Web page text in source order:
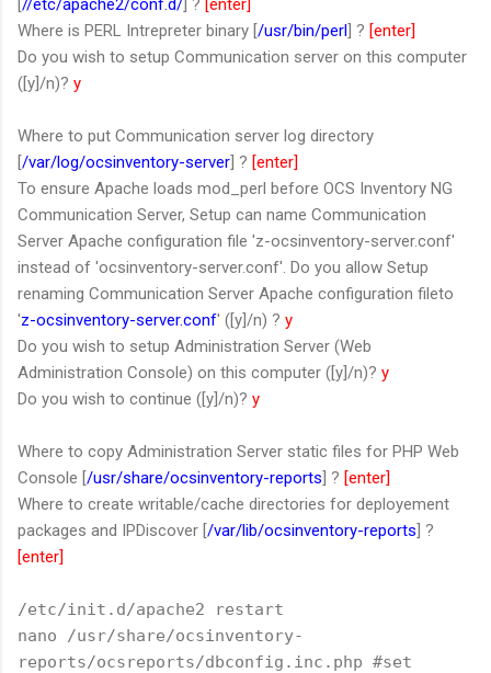
Where is PERL Intrepreter binary [/usr/bin/perl] ? [enter]
Do you wish to setup Communication server on this computer
([y]/n)? y
Where to put Communication server log directory
[/var/log/ocsinventory-server] ? [enter]
To ensure Apache loads mod_perl before OCS Inventory NG
Communication Server, Setup can name Communication
Server Apache configuration file 'z-ocsinventory-server.conf'
instead of 'ocsinventory-server.conf'. Do you allow Setup
renaming Communication Server Apache configuration fileto
'z-ocsinventory-server.conf' ([y]/n) ? y
Do you wish to setup Administration Server (Web
Administration Console) on this computer ([y]/n)? y
Do you wish to continue ([y]/n)? y
Where to copy Administration Server static files for PHP Web
Console [/usr/share/ocsinventory-reports] ? [enter]
Where to create writable/cache directories for deployement
packages and IPDiscover [/var/lib/ocsinventory-reports] ?
[enter]
/etc/init.d/apache2 restart
nano /usr/share/ocsinventory-
reports/ocsreports/dbconfig.inc.php #set